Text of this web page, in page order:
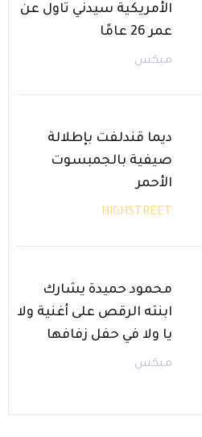
الأمريكية سيدني تاول عن
عمر 26 عامًا
ميكس
ديما قندلفت بإطلالة
صيفية بالجمبسوت
الأحمر
HIGHSTREET
محمود حميدة يشارك
ابنته الرقص على أغنية ولا
يا ولا في حفل زفافها
ميكس